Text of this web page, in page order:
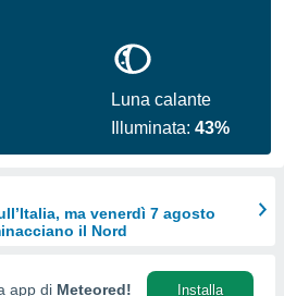
Luna calante
Illuminata:43%
ma venerdì 7 agosto
il Nord
app di Meteored! Installa